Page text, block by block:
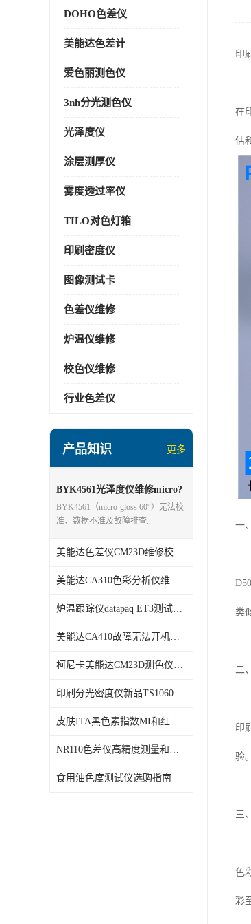
DOHO色差仪
美能达色差计
爱色丽测色仪
3nh分光测色仪
光泽度仪
涂层测厚仪
雾度透过率仪
TILO对色灯箱
印刷密度仪
图像测试卡
色差仪维修
炉温仪维修
校色仪维修
行业色差仪
产品知识 更多
BYK4561光泽度仪维修micro?
gloss 60°
BYK4561（micro‑gloss 60°）无法校
准、数据不准及故障排查..
美能达色差仪CM23D维修校准分析
美能达CA310色彩分析仪维修校准
炉温跟踪仪datapaq ET3测试仪维修
美能达CA410故障无法开机维修校准
柯尼卡美能达CM23D测色仪维修校正
印刷分光密度仪新品TS1060发布
皮肤ITA黑色素指数MI和红斑指数色差仪PS02发布
NR110色差仪高精度测量和智能分析lab色度
食用油色度测试仪选购指南
印
在
估
一、
D50
类
二
印
验
三、
色
彩